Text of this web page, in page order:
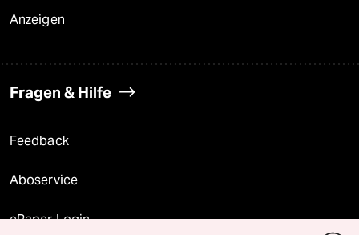
Anzeigen
Fragen & Hilfe
Feedback
Aboservice
ePaper Login